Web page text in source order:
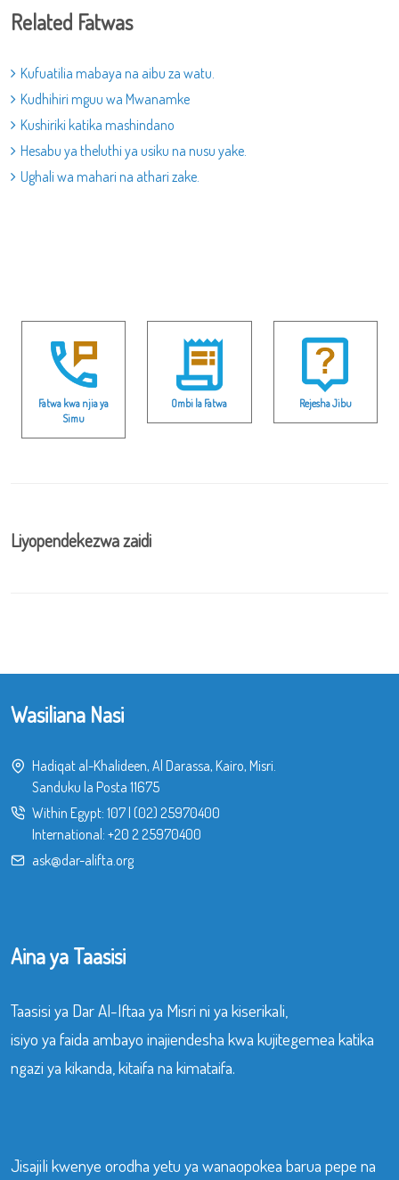
Related Fatwas
Kufuatilia mabaya na aibu za watu.
Kudhihiri mguu wa Mwanamke
Kushiriki katika mashindano
Hesabu ya theluthi ya usiku na nusu yake.
Ughali wa mahari na athari zake.
Fatwa kwa njia ya
Simu
Ombi la Fatwa Rejesha Jibu
Liyopendekezwa zaidi
Wasiliana Nasi
Hadiqat al-Khalideen, Al Darassa, Kairo, Misri.
Sanduku la Posta 11675
Within Egypt: 107| (02) 25970400
International: +20 2 25970400
ask@dar-alifta.org
Aina ya Taasisi
Taasisi ya Dar Al-Iftaa ya Misri ni ya kiserikali,
isiyo ya faida ambayo inajiendesha kwa kujitegemea katika
ngazi ya kikanda, kitaifa na kimataifa.
Jisajili kwenye orodha yetu ya wanaopokea barua pepe na